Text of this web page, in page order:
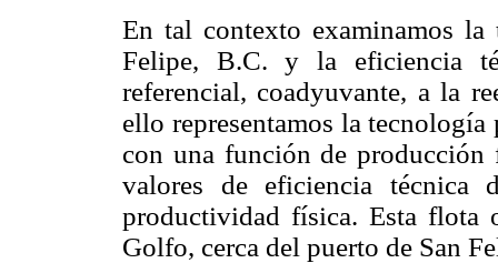
En tal contexto examinamos
Felipe, B.C. y la eficiencia
referencial, coadyuvante, a la
ello representamos la
con una función de producción
valores de eficiencia técnica
productividad física. Esta flota
Golfo, cerca del puerto de San